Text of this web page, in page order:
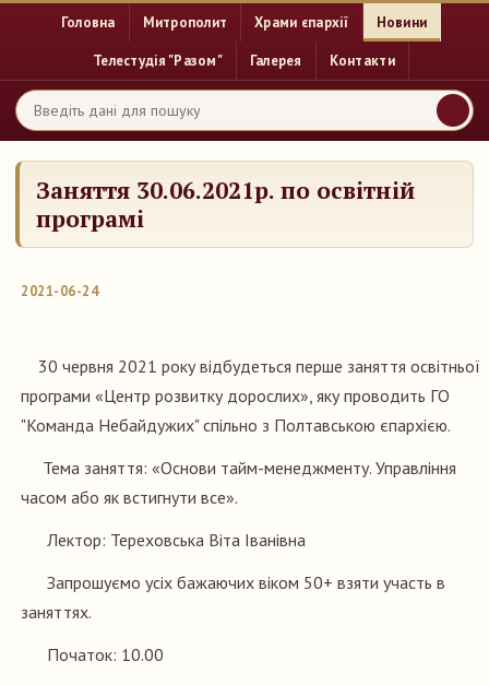
Головна Митрополит Храми єпархії Новини
Телестудія "Разом" Галерея Контакти
Заняття 30.06.2021р. по освітній
програмі
2021-06-24
30 червня 2021 року відбудеться перше заняття освітньої
програми «Центр розвитку дорослих», яку проводить ГО
"Команда Небайдужих" спільно з Полтавською єпархією.
Тема заняття: «Основи тайм-менеджменту. Управління
часом або як встигнути все».
Лектор: Тереховська Віта Іванівна
Запрошуємо усіх бажаючих віком 50+ взяти участь в
заняттях.
Початок: 10.00